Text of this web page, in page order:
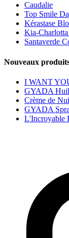
Caudalie
Top Smile
Kérastase
Kia-
Santaverde
Nouveaux
I WANT
GYADA
Crème de
GYADA
L'Incroyable